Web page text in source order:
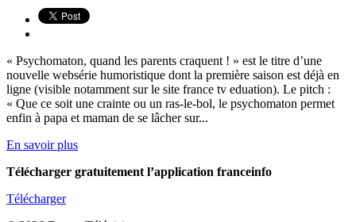
« Psychomaton, quand les parents craquent ! » est le titre d’une
nouvelle websérie humoristique dont la première saison est déjà en
ligne (visible notamment sur le site france tv eduation). Le pitch :
« Que ce soit une crainte ou un ras-le-bol, le psychomaton permet
enfin à papa et maman de se lâcher sur...
En savoir plus
Télécharger gratuitement l’application franceinfo
Télécharger